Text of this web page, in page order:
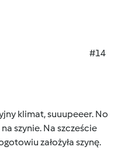
#14
klimat, suuupeeer. No
szynie. Na szczeście
założyła szynę.